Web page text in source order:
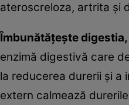
ateroscreloza, artrita şi
Îmbunătăţeşte
enzimă digestivă care
la reducerea durerii şi a
extern calmează